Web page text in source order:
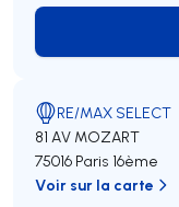
RE/MAX SELECT
81 AV MOZART
75016 Paris 16ème
Voir sur la carte